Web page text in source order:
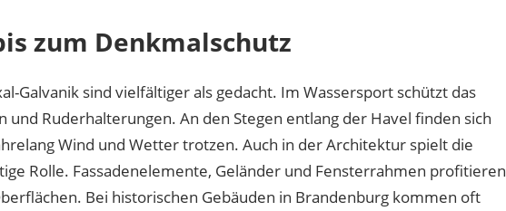
zum Denkmalschutz
Galvanik sind vielfältiger als gedacht. Im Wassersport schützt das
und Ruderhalterungen. An den Stegen entlang der Havel finden sich
Wind und Wetter trotzen. Auch in der Architektur spielt die
Rolle. Fassadenelemente, Geländer und Fensterrahmen profitieren
Bei historischen Gebäuden in Brandenburg kommen oft